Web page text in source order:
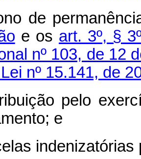
de
e os art. 3º, §
nº 103, de 12
nº 15.141, de
pelo
e
indenizatórias